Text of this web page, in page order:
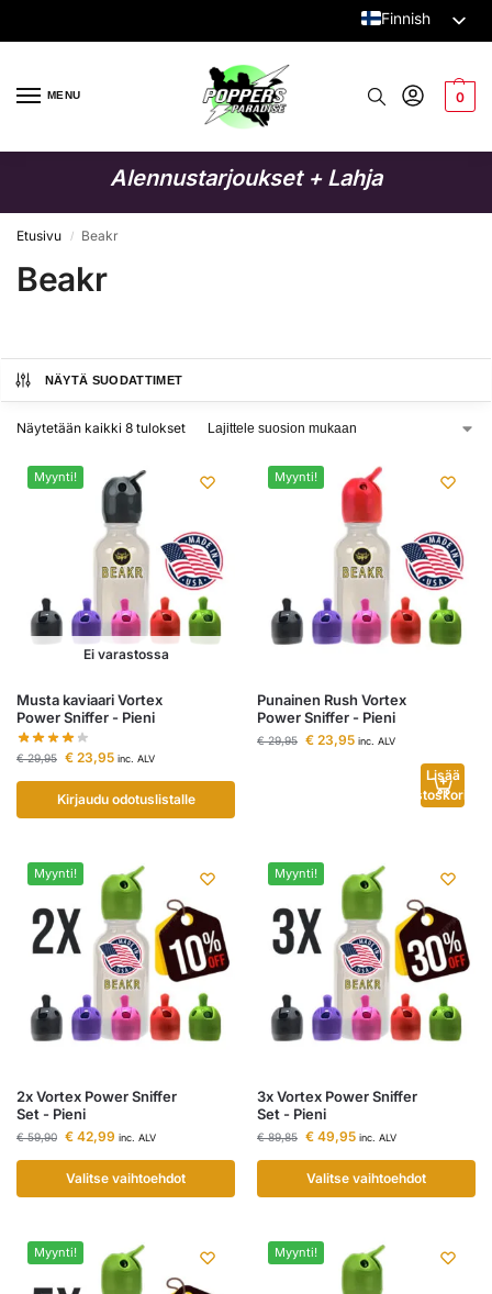
Finnish
English
MENU 0
Alennustarjoukset + Lahja
Etusivu / Beakr
Beakr
NÄYTÄ SUODATTIMET
Näytetään kaikki 8 tulokset
Myynti!
Ei varastossa
Musta kaviaari Vortex
Power Sniffer - Pieni
€29,95 € 23,95 inc. ALV
Kirjaudu odotuslistalle
Myynti!
Punainen Rush Vortex
Power Sniffer - Pieni
€29,95 € 23,95 inc. ALV
Lisää
ostoskoriin
Myynti!
2x Vortex Power Sniffer
Set - Pieni
€59,90 € 42,99 inc. ALV
Valitse vaihtoehdot
Myynti!
3x Vortex Power Sniffer
Set - Pieni
€89,85 € 49,95 inc. ALV
Valitse vaihtoehdot
Myynti! Myynti!